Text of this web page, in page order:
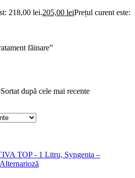
218,00 lei.205,00 leiPrețul curent este:
făinare”
Sortat după cele mai recente